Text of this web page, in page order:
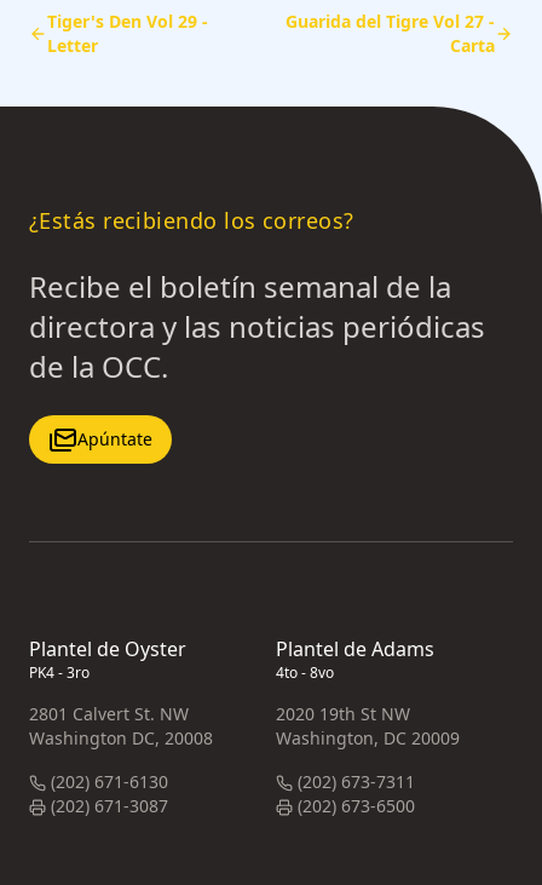
Tiger's Den Vol 29 -
Letter
Guarida del Tigre Vol 27 -
Carta
¿Estás recibiendo los correos?
Recibe el boletín semanal de la
directora y las noticias periódicas
de la OCC.
Apúntate
Plantel de Oyster
PK4 - 3ro
2801 Calvert St. NW
Washington DC, 20008
(202) 671-6130
(202) 671-3087
Plantel de Adams
4to - 8vo
2020 19th St NW
Washington, DC 20009
(202) 673-7311
(202) 673-6500